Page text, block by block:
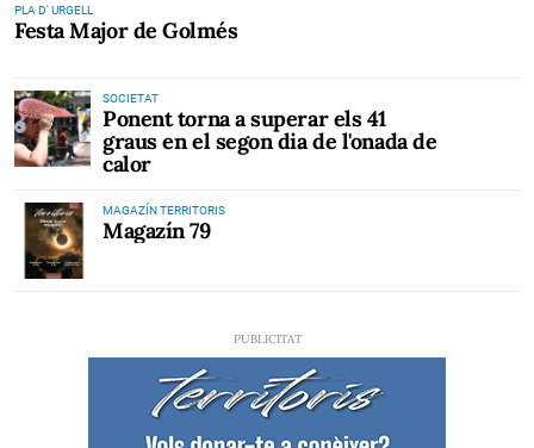
PLA D' URGELL
Festa Major de Golmés
SOCIETAT
Ponent torna a superar els 41
graus en el segon dia de l'onada de
calor
MAGAZÍN TERRITORIS
Magazín 79